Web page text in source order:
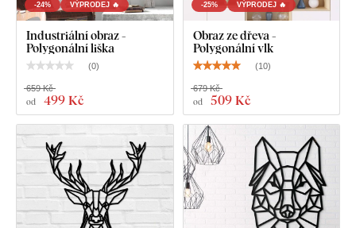
Deska splňujeevropský emisní standard E1– je bezpečná a
vhodná do interiéru
(včetně dětského pokoje).
Co najdete v balení?
Dřevěný obraz na zeď - Polygonální liška
-24% VÝPRODEJ 🔥
Industriální obraz -
Polygonální liška
(0)
od 499 Kč
659 Kč
-25% VÝPRODEJ 🔥
Obraz ze dřeva -
Polygonální vlk
(10)
od 509 Kč
679 Kč